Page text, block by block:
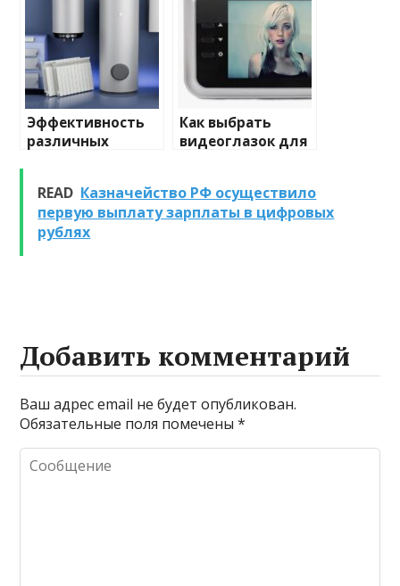
Эффективность
различных
очистке и
промывке котлов
Как выбрать
видеоглазок для
READ Казначейство РФ осуществило
первую выплату зарплаты в цифровых
рублях
Добавить комментарий
Ваш адрес email не будет опубликован.
Обязательные поля помечены*